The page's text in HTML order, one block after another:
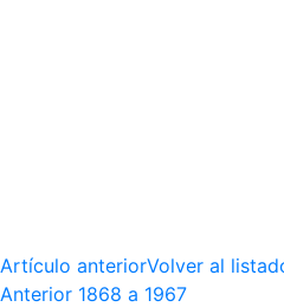
Artículo anteriorVolver al
Anterior 1868 a 1967